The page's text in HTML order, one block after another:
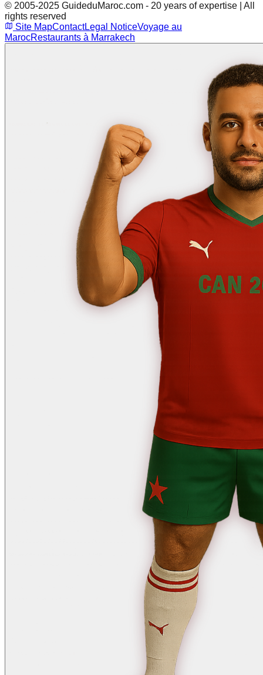
© 2005-2025 GuideduMaroc.com - 20 years of expertise | All
rights reserved
Site MapContactLegal NoticeVoyage au
MarocRestaurants à Marrakech